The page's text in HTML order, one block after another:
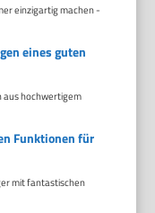
einzigartig machen -
eines guten
aus hochwertigem
Funktionen für
mit fantastischen